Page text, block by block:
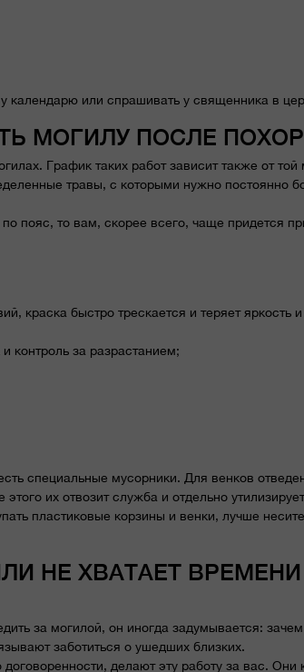
или спрашивать у священника в
МОГИЛУ ПОСЛЕ
График таких работ зависит также от той
травы, с которыми нужно постоянно
пояс, то вам, скорее всего, чаще придется
краска быстро трескается и теряет яркость и
контроль за разрастанием;
специальные мусорники. Для венков
их отвозит служба и отдельно
пластиковые корзины и венки, лучше
НЕ ХВАТАЕТ
за могилой, он иногда задумывается: зачем
заботиться о ушедших близких.
делают эту работу за вас. Они